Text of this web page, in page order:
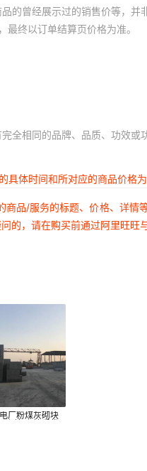
的曾经展示过的销售价等，并
终以订单结算页价格为准。
全相同的品牌、品质、功效或功
体时间和所对应的商品价格为
品/服务的标题、价格、详
，请在购买前通过阿里旺
厂粉煤灰砌块
砌块 砌块质优